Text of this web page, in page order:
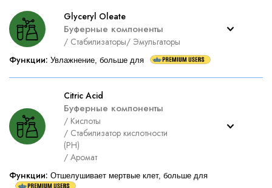
Glyceryl Oleate
Буферные компоненты
/ Стабилизаторы/ Эмульгаторы
Функции: Увлажнение, больше для
Citric Acid
Буферные компоненты
/ Кислоты
/ Стабилизатор кислотности
(PH)
/ Аромат
Функции: Отшелушивает мертвые клет, больше для